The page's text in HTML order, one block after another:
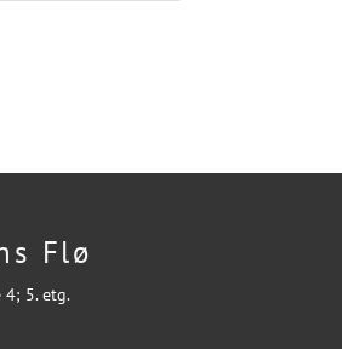
Flø
5. etg.